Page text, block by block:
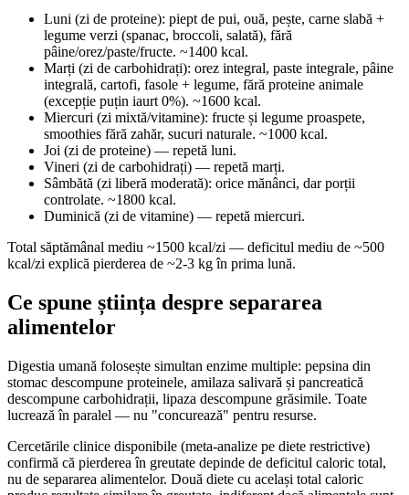
Luni (zi de proteine): piept de pui, ouă, pește, carne slabă +
legume verzi (spanac, broccoli, salată), fără
pâine/orez/paste/fructe. ~1400 kcal.
Marți (zi de carbohidrați): orez integral, paste integrale, pâine
integrală, cartofi, fasole + legume, fără proteine animale
(excepție puțin iaurt 0%). ~1600 kcal.
Miercuri (zi mixtă/vitamine): fructe și legume proaspete,
smoothies fără zahăr, sucuri naturale. ~1000 kcal.
Joi (zi de proteine) — repetă luni.
Vineri (zi de carbohidrați) — repetă marți.
Sâmbătă (zi liberă moderată): orice mănânci, dar porții
controlate. ~1800 kcal.
Duminică (zi de vitamine) — repetă miercuri.
Total săptămânal mediu ~1500 kcal/zi — deficitul mediu de ~500
kcal/zi explică pierderea de ~2-3 kg în prima lună.
Ce spune știința despre separarea
alimentelor
Digestia umană folosește simultan enzime multiple: pepsina din
stomac descompune proteinele, amilaza salivară și pancreatică
descompune carbohidrații, lipaza descompune grăsimile. Toate
lucrează în paralel — nu "concurează" pentru resurse.
Cercetările clinice disponibile (meta-analize pe diete restrictive)
confirmă că pierderea în greutate depinde de deficitul caloric total,
nu de separarea alimentelor. Două diete cu același total caloric